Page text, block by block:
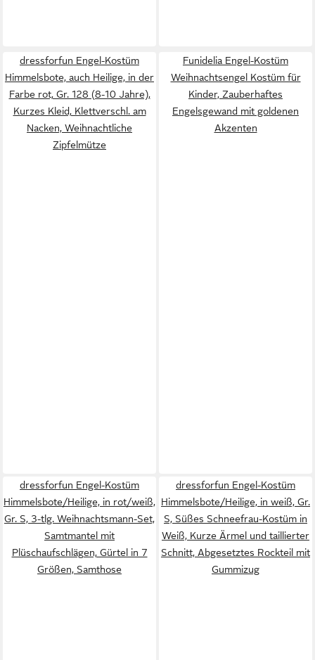
dressforfun Engel-Kostüm
Himmelsbote, auch Heilige, in der
Farbe rot, Gr. 128 (8-10 Jahre),
Kurzes Kleid, Klettverschl. am
Nacken, Weihnachtliche
Zipfelmütze
Funidelia Engel-Kostüm
Weihnachtsengel Kostüm für
Kinder, Zauberhaftes
Engelsgewand mit goldenen
Akzenten
dressforfun Engel-Kostüm
Himmelsbote/Heilige, in rot/weiß,
Gr. S, 3-tlg. Weihnachtsmann-Set,
Samtmantel mit
Plüschaufschlägen, Gürtel in 7
Größen, Samthose
dressforfun Engel-Kostüm
Himmelsbote/Heilige, in weiß, Gr.
S, Süßes Schneefrau-Kostüm in
Weiß, Kurze Ärmel und taillierter
Schnitt, Abgesetztes Rockteil mit
Gummizug